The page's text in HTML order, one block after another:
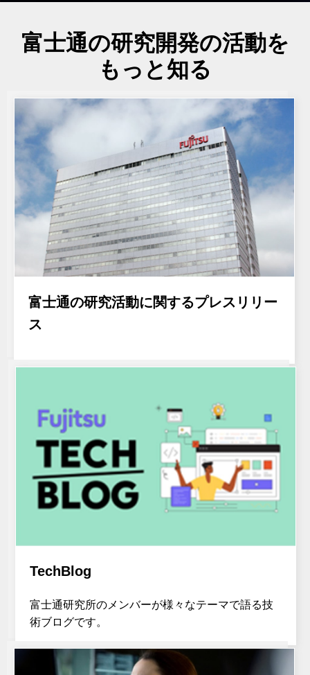
富士通の研究開発の活動を
もっと知る
富士通の研究活動に関するプレスリリー
ス
TechBlog
富士通研究所のメンバーが様々なテーマで語る技
術ブログです。